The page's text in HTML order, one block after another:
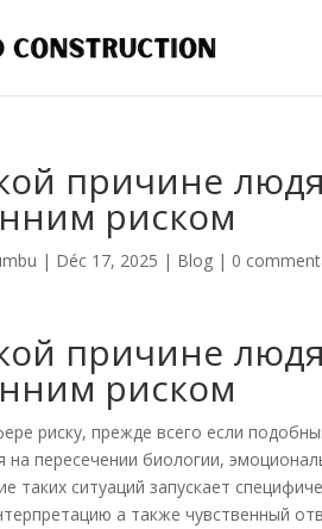
причине
риском
| Déc 17, 2025 | Blog | 0
причине
риском
риску, прежде всего если
на пересечении биологии,
таких ситуаций запускает
а также чувственный